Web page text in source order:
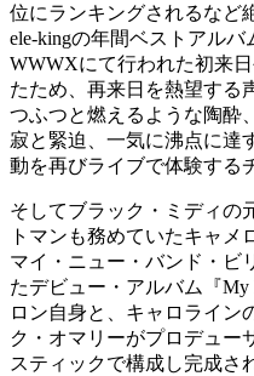
位にランキングされるなど
ele-kingの年間ベストアル
WWWXにて行われた初来
たため、再来日を熱望する
つふつと燃えるような陶酔
寂と緊迫、一気に沸点に達
動を再びライブで体験する
そしてブラック・ミディの
トマンも務めていたキャメ
マイ・ニュー・バンド・ビ
たデビュー・アルバム『My
ロン自身と、キャロライン
ク・オマリーがプロデュー
スティックで構成し完成さ